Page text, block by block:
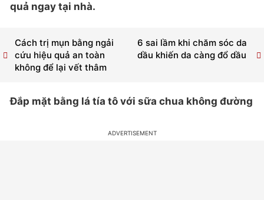
quả ngay tại nhà.
6 sai lầm khi chăm sóc da
dầu khiến da càng đổ dầu
Cách trị mụn bằng ngải
cứu hiệu quả an toàn
không để lại vết thâm
Đắp mặt bằng lá tía tô với sữa chua không đường